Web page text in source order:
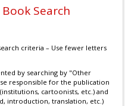
Search
criteria – Use fewer letters
by searching by "Other
responsible for the publication
cartoonists, etc.) and
introduction, translation, etc.)